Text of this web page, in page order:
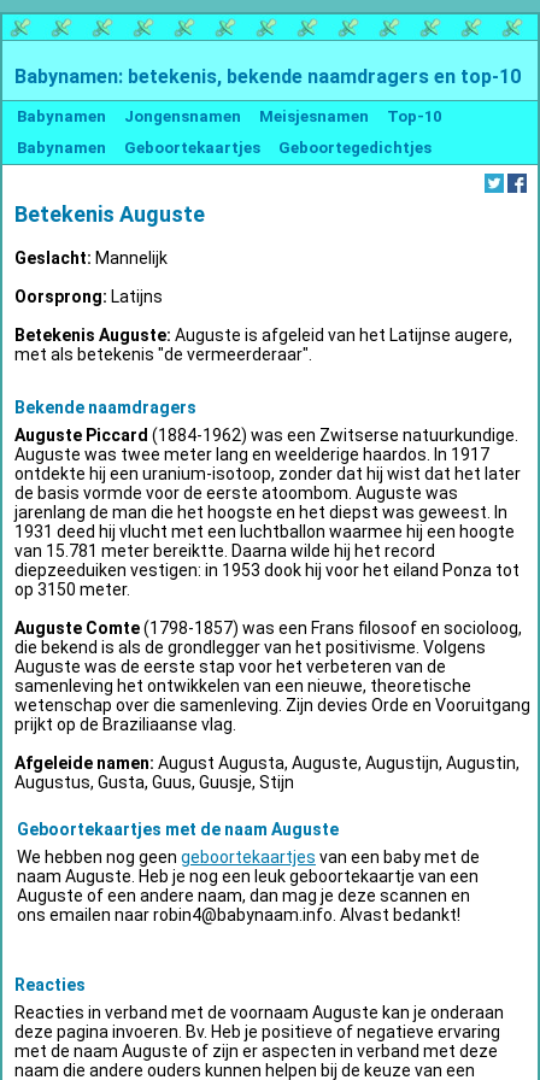
Babynamen: betekenis, bekende naamdragers en top-10
Babynamen Jongensnamen Meisjesnamen
Top-10
Babynamen
Geboortekaartjes Geboortegedichtjes
Betekenis Auguste
Geslacht: Mannelijk
Oorsprong: Latijns
Betekenis Auguste: Auguste is afgeleid van het Latijnse augere,
met als betekenis "de vermeerderaar".
Bekende naamdragers
Auguste Piccard (1884-1962) was een Zwitserse natuurkundige.
Auguste was twee meter lang en weelderige haardos. In 1917
ontdekte hij een uranium-isotoop, zonder dat hij wist dat het later
de basis vormde voor de eerste atoombom. Auguste was
jarenlang de man die het hoogste en het diepst was geweest. In
1931 deed hij vlucht met een luchtballon waarmee hij een hoogte
van 15.781 meter bereiktte. Daarna wilde hij het record
diepzeeduiken vestigen: in 1953 dook hij voor het eiland Ponza tot
op 3150 meter.
Auguste Comte(1798-1857) was een Frans filosoof en socioloog,
die bekend is als de grondlegger van het positivisme. Volgens
Auguste was de eerste stap voor het verbeteren van de
samenleving het ontwikkelen van een nieuwe, theoretische
wetenschap over die samenleving. Zijn devies Orde en Vooruitgang
prijkt op de Braziliaanse vlag.
Afgeleide namen: August Augusta, Auguste, Augustijn, Augustin,
Augustus, Gusta, Guus, Guusje, Stijn
Geboortekaartjes met de naam Auguste
We hebben nog geen geboortekaartjes van een baby met de
naam Auguste. Heb je nog een leuk geboortekaartje van een
Auguste of een andere naam, dan mag je deze scannen en
ons emailen naarrobin4@babynaam.info . Alvast bedankt!
Reacties
Reacties in verband met de voornaam Auguste kan je onderaan
deze pagina invoeren. Bv. Heb je positieve of negatieve ervaring
met de naam Auguste of zijn er aspecten in verband met deze
naam die andere ouders kunnen helpen bij de keuze van een